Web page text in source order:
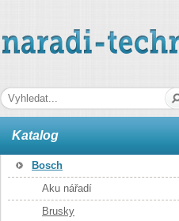
naradi-technika.cz
Katalog
Bosch
Aku nářadí
Brusky
Hledaná fráze